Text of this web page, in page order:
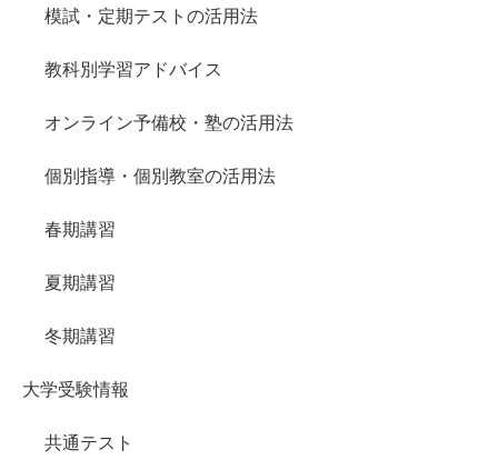
模試・定期テストの活用法
教科別学習アドバイス
オンライン予備校・塾の活用法
個別指導・個別教室の活用法
春期講習
夏期講習
冬期講習
大学受験情報
共通テスト